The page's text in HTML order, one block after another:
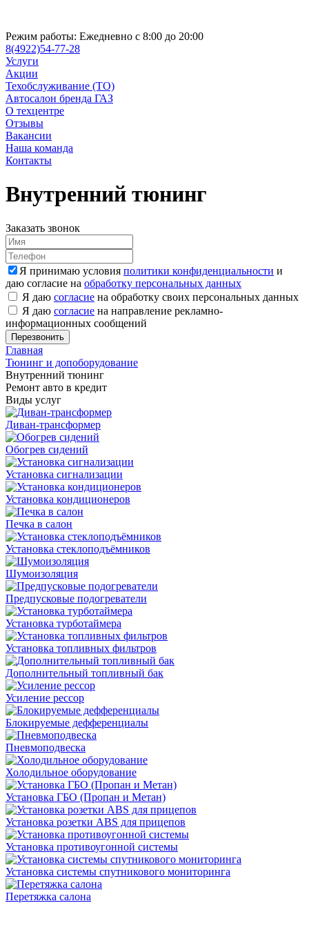
Режим работы: Ежедневно с 8:00 до 20:00
8(4922)54-77-28
Услуги
Акции
Техобслуживание (ТО)
Автосалон бренда ГАЗ
О техцентре
Отзывы
Вакансии
Наша команда
Контакты
Внутренний тюнинг
Заказать звонок
Я принимаю условия политики конфиденциальности и
даю согласие на обработку персональных данных
Я даю согласие на обработку своих персональных данных
Я даю согласие на направление рекламно-
информационных сообщений
Главная
Тюнинг и допоборудование
Внутренний тюнинг
Ремонт авто в кредит
Виды услуг
Диван-трансформер
Обогрев сидений
Установка сигнализации
Установка кондиционеров
Печка в салон
Установка стеклоподъёмников
Шумоизоляция
Предпусковые подогреватели
Установка турботаймера
Установка топливных фильтров
Дополнительный топливный бак
Усиление рессор
Блокируемые дефференциалы
Пневмоподвеска
Холодильное оборудование
Установка ГБО (Пропан и Метан)
Установка розетки ABS для прицепов
Установка противоугонной системы
Установка системы спутникового мониторинга
Перетяжка салона